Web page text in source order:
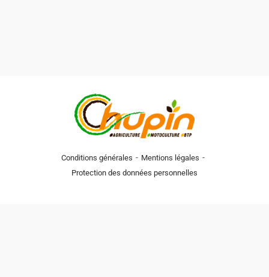
Conditions générales - Mentions légales -
Protection des données personnelles